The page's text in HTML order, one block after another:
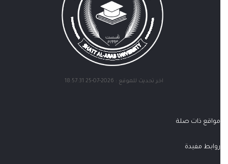
اخر تحديث للموقع : 2026-07-25 18:57:31
مواقع ذات صلة
روابط مفيدة